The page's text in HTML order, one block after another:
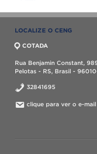
LOCALIZE O CENG
COTADA
Rua Benjamin Constant,
Pelotas - RS, Brasil -
32841695
clique para ver o e-mail